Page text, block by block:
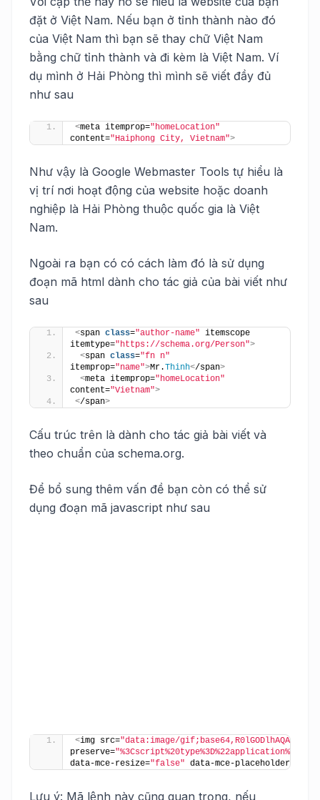
đặt ở Việt Nam. Nếu bạn ở tỉnh thành nào đó
của Việt Nam thì bạn sẽ thay chữ Việt Nam
bằng chữ tỉnh thành và đi kèm là Việt Nam. Ví
dụ mình ở Hải Phòng thì mình sẽ viết đầy đủ
như sau
<meta itemprop="homeLocation"
content="Haiphong City, Vietnam">
Như vậy là Google Webmaster Tools tự hiểu là
vị trí nơi hoạt động của website hoặc doanh
nghiệp là Hải Phòng thuộc quốc gia là Việt
Nam.
Ngoài ra bạn có có cách làm đó là sử dụng
đoạn mã html dành cho tác giả của bài viết như
sau
<span class="author-name" itemscope
itemtype="https://schema.org/Person">
<span class="fn n"
itemprop="name">Mr.Thinh</span>
<meta itemprop="homeLocation"
content="Vietnam">
</span>
Cấu trúc trên là dành cho tác giả bài viết và
theo chuẩn của schema.org.
Để bổ sung thêm vấn đề bạn còn có thể sử
dụng đoạn mã javascript như sau
<img src="data:image/
preserve=
data-mce-resize="false" data-mce-placeholder=
Lưu ý: Mã lệnh này cũng quan trọng, nếu